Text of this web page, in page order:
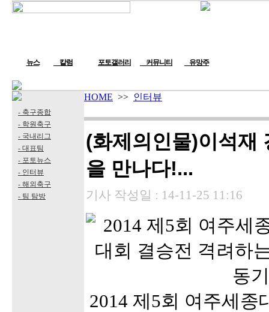
뉴스 칼럼 포토갤러리 커뮤니티 유망주
- 축구종합
- 학원축구
- 국내리그
- 대표팀
- 포토뉴스
- 인터뷰
- 해외축구
- 팀 탐방
HOME >> 인터뷰
(화제의인물)이석재
을 만나다!...
기사 작성일 : 14-11-25 11:16
2014 제5회 여주세종